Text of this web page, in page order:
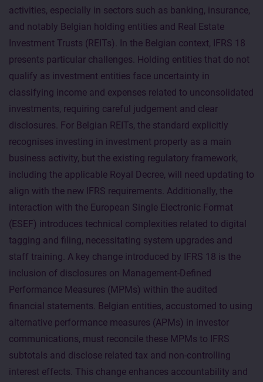
activities, especially in sectors such as banking, insurance,
and notably Belgian holding entities and Real Estate
Investment Trusts (REITs). In the Belgian context, IFRS 18
presents particular challenges. Holding entities that do not
qualify as investment entities face uncertainty in
classifying income and expenses related to unconsolidated
investments, requiring careful judgement and clear
disclosures. For Belgian REITs, the standard explicitly
recognises investing in investment property as a main
business activity, but the existing regulatory framework,
including the applicable Royal Decree, will need updating to
align with the new IFRS requirements. Additionally, the
interaction with the European Single Electronic Format
(ESEF) introduces technical complexities related to digital
tagging and filing, necessitating system upgrades and
staff training. A key change introduced by IFRS 18 is the
inclusion of disclosures on Management-Defined
Performance Measures (MPMs) within the audited
financial statements. Belgian entities, accustomed to using
alternative performance measures (APMs) in investor
communications, must reconcile these MPMs to IFRS
subtotals and disclose related tax and non-controlling
interest effects. This change enhances accountability and